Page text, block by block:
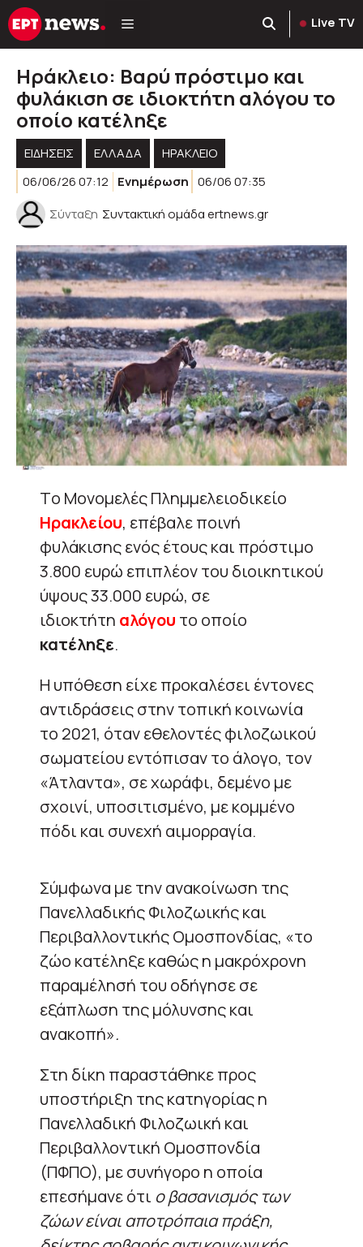
Μετάβαση
σε
Live TV
Ηράκλειο: Βαρύ πρόστιμο και
φυλάκιση σε ιδιοκτήτη αλόγου το
οποίο κατέληξε
ΕΙΔΗΣΕΙΣ ΕΛΛΑΔΑ
ΗΡΑΚΛΕΙΟ
06/06/26 07:12
Ενημέρωση 06/06 07:35
Σύνταξη Συντακτική ομάδα ertnews.gr
Tο Μονομελές Πλημμελειοδικείο
Ηρακλείου, επέβαλε ποινή
φυλάκισης ενός έτους και πρόστιμο
3.800 ευρώ επιπλέον του διοικητικού
ύψους 33.000 ευρώ, σε
ιδιοκτήτη αλόγου το οποίο
κατέληξε.
Η υπόθεση είχε προκαλέσει έντονες
αντιδράσεις στην τοπική κοινωνία
το 2021, όταν εθελοντές φιλοζωικού
σωματείου εντόπισαν το άλογο, τον
«Άτλαντα», σε χωράφι, δεμένο με
σχοινί, υποσιτισμένο, με κομμένο
πόδι και συνεχή αιμορραγία.
Σύμφωνα με την ανακοίνωση της
Πανελλαδικής Φιλοζωικής και
Περιβαλλοντικής Ομοσπονδίας, «το
ζώο κατέληξε καθώς η μακρόχρονη
παραμέλησή του οδήγησε σε
εξάπλωση της μόλυνσης και
ανακοπή».
Στη δίκη παραστάθηκε προς
υποστήριξη της κατηγορίας η
Πανελλαδική Φιλοζωική και
Περιβαλλοντική Ομοσπονδία
(ΠΦΠΟ), με συνήγορο η οποία
επεσήμανε ότι ο βασανισμός των
ζώων είναι αποτρόπαια πράξη,